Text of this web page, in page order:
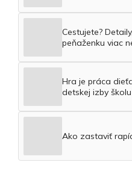
Cestujete?
peňaženku viac
Hra je práca
detskej izby
Ako zastaviť